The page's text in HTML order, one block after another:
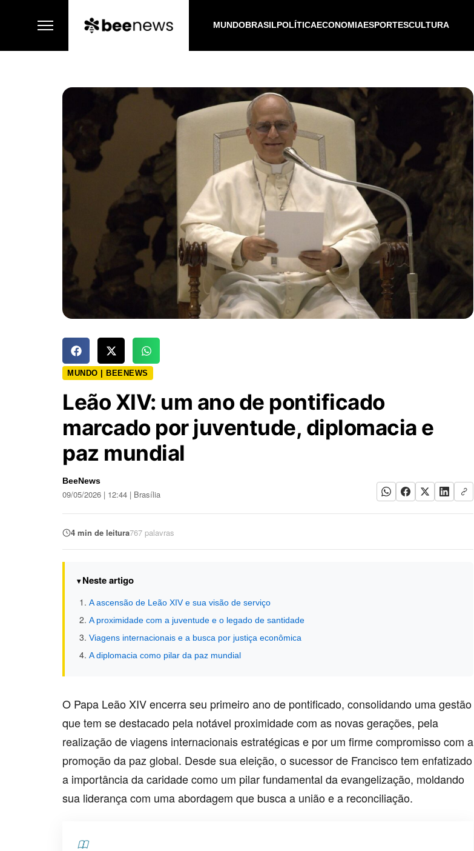
MUNDOBRASILPOLÍTICAECONOMIAESPORTESCULTURA
MUNDO | BEENEWS
Leão XIV: um ano de pontificado
marcado por juventude, diplomacia e
paz mundial
BeeNews
09/05/2026 | 12:44 | Brasília
4 min de leitura767 palavras
Neste artigo
A ascensão de Leão XIV e sua visão de serviço
A proximidade com a juventude e o legado de santidade
Viagens internacionais e a busca por justiça econômica
A diplomacia como pilar da paz mundial
O Papa Leão XIV encerra seu primeiro ano de pontificado, consolidando uma gestão
que tem se destacado pela notável proximidade com as novas gerações, pela
realização de viagens internacionais estratégicas e por um firme compromisso com a
promoção da paz global. Desde sua eleição, o sucessor de Francisco tem enfatizado
a importância da caridade como um pilar fundamental da evangelização, moldando
sua liderança com uma abordagem que busca a união e a reconciliação.